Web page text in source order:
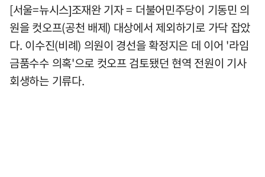
[서울=뉴시스]조재완 기자 = 더불어민주당이 기동민 의
원을 컷오프(공천 배제) 대상에서 제외하기로 가닥 잡았
다. 이수진(비례) 의원이 경선을 확정지은 데 이어 '라임
금품수수 의혹'으로 컷오프 검토됐던 현역 전원이 기사
회생하는 기류다.